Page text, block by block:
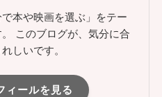
本や映画を選ぶ」をテー
このブログが、気分に合
しいです。
ィールを見る